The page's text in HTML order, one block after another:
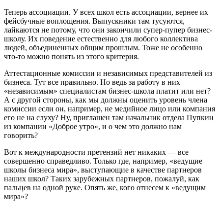
Теперь ассоциации. У всех школ есть ассоциации, вернее их
фейсбучные воплощения. Выпускники там тусуются,
лайкаются не потому, что они закончили супер-пупер бизнес-
школу. Их поведение естественно для любого коллектива
людей, объединенных общим прошлым. Тоже не особенно
что-то можно понять из этого критерия.
Аттестационные комиссии и независимых представителей из
бизнеса. Тут все правильно. Но ведь за работу в них
«независимым» специалистам бизнес-школа платит или нет?
А с другой стороны, как мы должны оценить уровень члена
комиссии если он, например, не медийное лицо или компания
его не на слуху? Ну, приглашен там начальник отдела Пупкин
из компании «Доброе утро», и о чем это должно нам
говорить?
Вот к международности претензий нет никаких — все
совершенно справедливо. Только где, например, «ведущие
школы бизнеса мира», выступающие в качеcтве партнеров
наших школ? Таких зарубежных партнеров, пожалуй, как
пальцев на одной руке. Опять же, кого отнесем к «ведущим
мира»?